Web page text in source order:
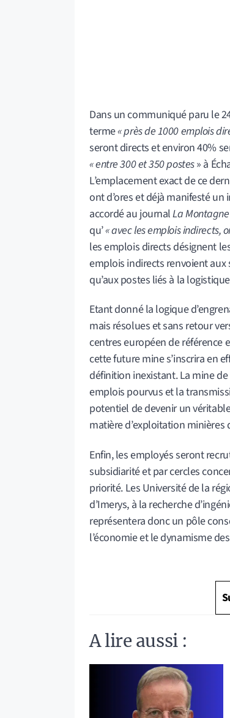
Dans un communiqué paru le
terme« près de 1000 emplois
seront directs et environ 40%
« entre 300 et 350 postes» à
L’emplacement exact de ce
ont d’ores et déjà manifesté
accordé au journalLa Montagne
qu’« avec les emplois indirects,
les emplois directs désignent
emplois indirects renvoient
qu’aux postes liés à la
Etant donné la logique
mais résolues et sans retour
centres européen de référence
cette future mine s’inscrira en
définition inexistant. La mine
emplois pourvus et la
potentiel de devenir un
matière d’exploitation minières
Enfin, les employés seront
subsidiarité et par cercles
priorité. Les Université de la
d’Imerys, à la recherche
représentera donc un pôle
l’économie et le dynamisme
A lire aussi :